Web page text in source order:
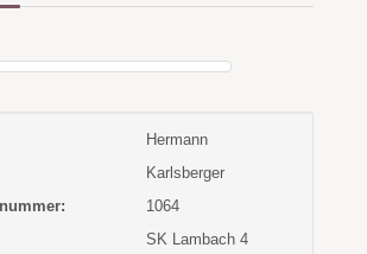
Hermann
Karlsberger
1064
SK Lambach 4